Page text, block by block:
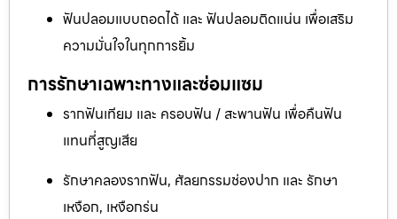
ฟันปลอมแบบถอดได้ และ ฟันปลอมติดแน่น เพื่อเสริม
ความมั่นใจในทุกการยิ้ม
การรักษาเฉพาะทางและซ่อมแซม
รากฟันเทียม และ ครอบฟัน / สะพานฟัน เพื่อคืนฟัน
แทนที่สูญเสีย
รักษาคลองรากฟัน, ศัลยกรรมช่องปาก และ รักษา
เหงือก, เหงือกร่น